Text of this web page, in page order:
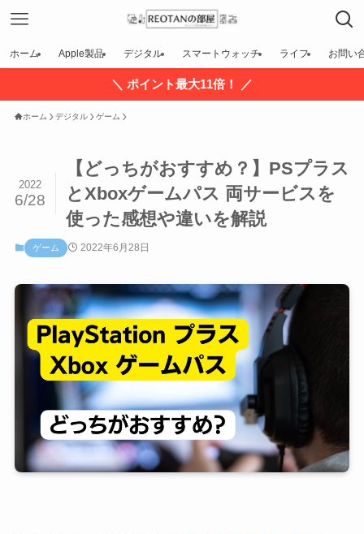
ホーム Apple製品 デジタル スマートウォッチ ライフ お問い
＼ ポイント最大11倍！ ／
ホーム デジタル ゲーム
【どっちがおすすめ？】PSプラス
とXboxゲームパス 両サービスを
使った感想や違いを解説
2022
6/28
ゲーム 2022年6月28日